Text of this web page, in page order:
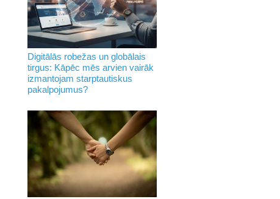
Digitālās robežas un globālais
tirgus: Kāpēc mēs arvien vairāk
izmantojam starptautiskus
pakalpojumus?